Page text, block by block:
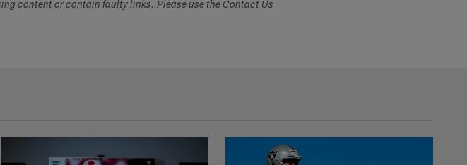
content or contain faulty links. Please use the Contact Us